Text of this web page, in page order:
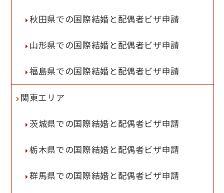
秋田県での国際結婚と配偶者ビザ申請
山形県での国際結婚と配偶者ビザ申請
福島県での国際結婚と配偶者ビザ申請
関東エリア
茨城県での国際結婚と配偶者ビザ申請
栃木県での国際結婚と配偶者ビザ申請
群馬県での国際結婚と配偶者ビザ申請